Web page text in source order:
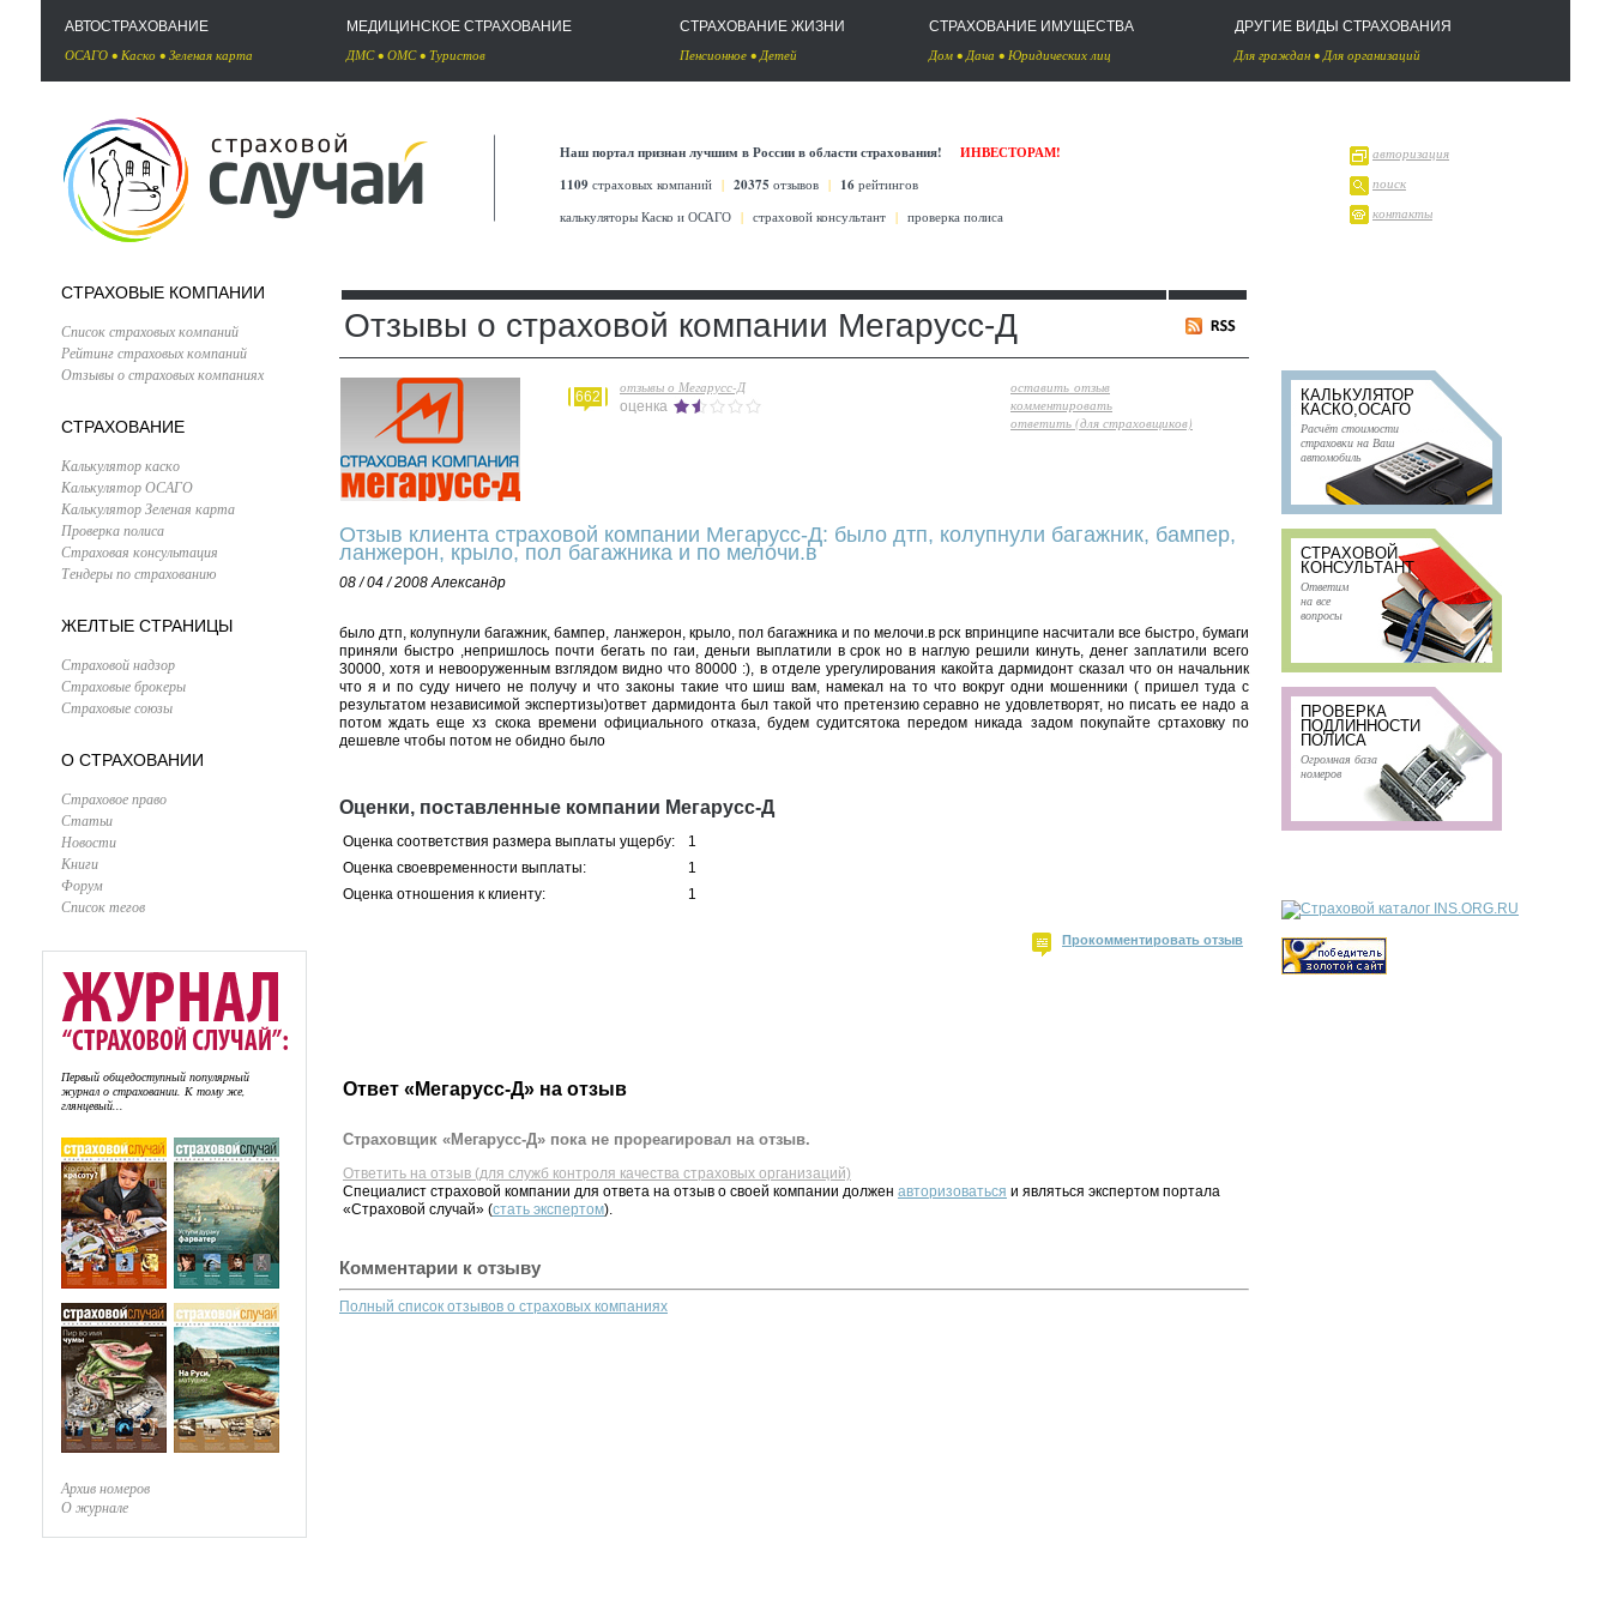
АВТОСТРАХОВАНИЕ
ОСАГО • Каско • Зеленая карта
МЕДИЦИНСКОЕ СТРАХОВАНИЕ
ДМС• ОМС• Туристов
СТРАХОВАНИЕ ЖИЗНИ
Пенсионное •Детей
СТРАХОВАНИЕ ИМУЩЕСТВА
Дом •Дача • Юридических лиц
ДРУГИЕ ВИДЫ СТРАХОВАНИЯ
Для граждан •Для организаций
Наш портал признан лучшим в России в области страхования!
ИНВЕСТОРАМ!
1109 страховых компаний | 20375 отзывов | 16 рейтингов
калькуляторы Каско и ОСАГО | страховой консультант | проверка полиса
авторизация
поиск
контакты
СТРАХОВЫЕ КОМПАНИИ
Список страховых компаний
Рейтинг страховых компаний
Отзывы о страховых компаниях
СТРАХОВАНИЕ
Калькулятор каско
Калькулятор ОСАГО
Калькулятор Зеленая карта
Проверка полиса
Страховая консультация
Тендеры по страхованию
ЖЕЛТЫЕ СТРАНИЦЫ
Страховой надзор
Страховые брокеры
Страховые союзы
О СТРАХОВАНИИ
Страховое право
Статьи
Новости
Книги
Форум
Список тегов
Первый общедоступный популярный
журнал о страховании. К тому же,
глянцевый...
Архив номеров
О журнале
Отзывы о страховой компании Мегарусс-Д
662
отзывы о Мегарусс-Д
оценка
оставить отзыв
комментировать
ответить (для страховщиков)
Отзыв клиента страховой компании Мегарусс-Д: было дтп, колупнули багажник, бампер,
ланжерон, крыло, пол багажника и по мелочи.в
08 / 04 / 2008Александр
было дтп, колупнули багажник, бампер, ланжерон, крыло, пол багажника и по мелочи.в рск впринципе насчитали все быстро, бумаги
приняли быстро ,непришлось почти бегать по гаи, деньги выплатили в срок но в наглую решили кинуть, денег заплатили всего
30000, хотя и невооруженным взглядом видно что 80000 :), в отделе урегулирования какойта дармидонт сказал что он начальник
что я и по суду ничего не получу и что законы такие что шиш вам, намекал на то что вокруг одни мошенники ( пришел туда с
результатом независимой экспертизы)ответ дармидонта был такой что претензию серавно не удовлетворят, но писать ее надо а
потом ждать еще хз скока времени официального отказа, будем судитсятока передом никада задом покупайте сртаховку по
дешевле чтобы потом не обидно было
Оценки, поставленные компании Мегарусс-Д
Оценка соответствия размера выплаты ущербу:
1
Оценка своевременности выплаты:
1
Оценка отношения к клиенту:
1
Прокомментировать отзыв
Ответ «Мегарусс-Д» на отзыв
Страховщик «Мегарусс-Д» пока не прореагировал на отзыв.
Ответить на отзыв (для служб контроля качества страховых организаций)
Специалист страховой компании для ответа на отзыв о своей компании должен авторизоваться и являться экспертом портала
«Страховой случай» (стать экспертом).
Комментарии к отзыву
Полный список отзывов о страховых компаниях
КАЛЬКУЛЯТОР
КАСКО,ОСАГО
Расчёт стоимости
страховки на Ваш
автомобиль
СТРАХОВОЙ
КОНСУЛЬТАНТ
Ответим
на все
вопросы
ПРОВЕРКА
ПОДЛИННОСТИ
ПОЛИСА
Огромная база
номеров